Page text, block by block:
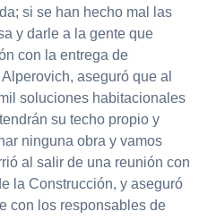
si se han hecho mal las
y darle a la gente que
con la entrega de
aseguró que al
soluciones habitacionales
su techo propio y
ninguna obra y vamos
al salir de una reunión con
la Construcción, y aseguró
con los responsables de